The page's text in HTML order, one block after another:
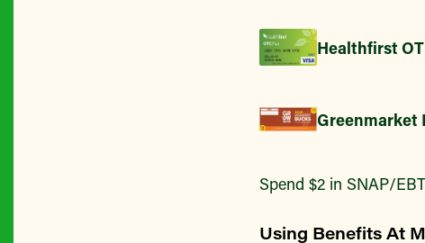
Healthfirst
Greenmarket
Spend $2 in SNAP/
Using Benefits At